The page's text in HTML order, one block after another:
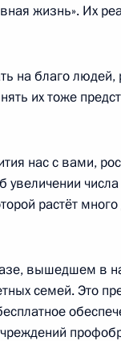
жизнь». Их
на благо людей,
их тоже
нас с вами,
растёт много
вышедшем в
семей. Это